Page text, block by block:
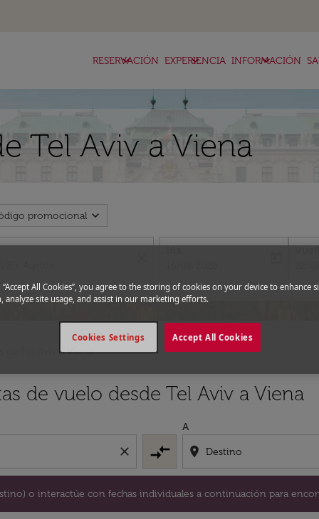
RESERVACIÓN
keyboard_arrow_down EXPERIENCIA
keyboard_arrow_down INFORMACIÓN
keyboard_arrow_down
Tel Aviv a Viena
promocional expand_more
fc-
de Tel Aviv a Viena
de vuelo desde Tel Aviv a Viena
close compare_arrows
A
location_on
o interactúe con fechas individuales a continuación para
destino) o interactúe con fechas individuales a
“Accept All Cookies”, you agree to the storing of cookies on your device to enhance
analyze site usage, and assist in our marketing efforts.
Accept All Cookies
Cookies Settings